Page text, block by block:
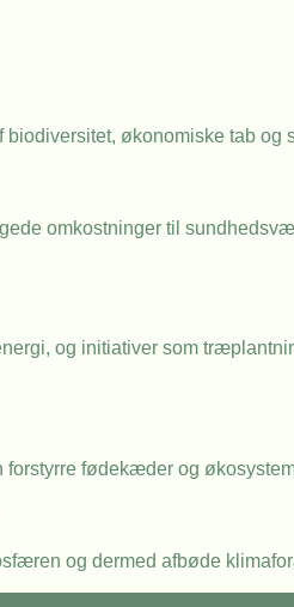
økonomiske tab og
omkostninger til
og initiativer som
fødekæder og
og dermed afbøde